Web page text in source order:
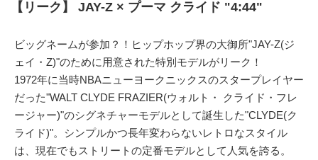
【リーク】 JAY-Z × プーマ クライド "4:44"
ビッグネームが参加？！ヒップホップ界の大御所"JAY-Z(ジ
ェイ・Z)"のために用意された特別モデルがリーク！
1972年に当時NBAニューヨークニックスのスタープレイヤー
だった"WALT CLYDE FRAZIER(ウォルト・ クライド・フレ
ージャー)"のシグネチャーモデルとして誕生した"CLYDE(ク
ライド)"。シンプルかつ長年変わらないレトロなスタイル
は、現在でもストリートの定番モデルとして人気を誇る。